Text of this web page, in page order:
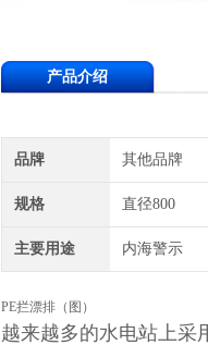
产品介绍
品牌 其他品牌
规格 直径800
主要用途 内海警示
PE拦漂排（图）
越来越多的水电站上采